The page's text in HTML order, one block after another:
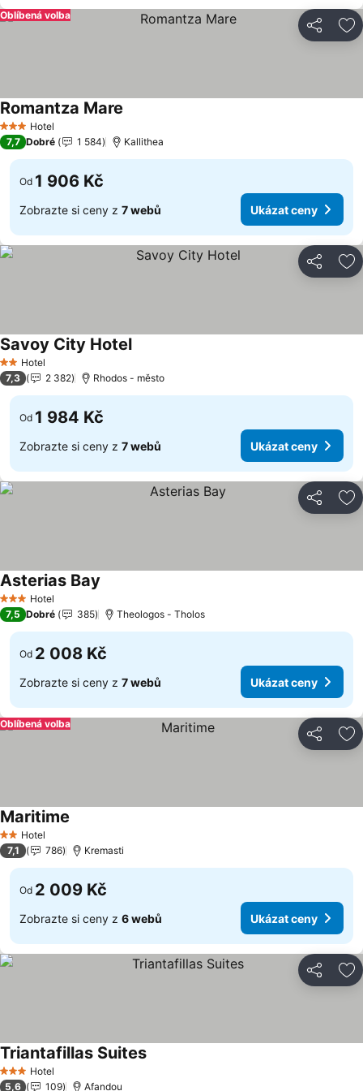
Sdílet
Oblíbená volba
3 Počet hvězdiček
Hotel
Romantza Mare
7,7 Dobré 1 584 Kallithea
Od 1 906 Kč
Zobrazte si ceny z 7 webů Ukázat ceny
Sdílet
2 Počet hvězdiček
Hotel
Savoy City HotelUkázat ceny
7,3 2 382 Rhodos - město
Od 1 984 Kč
Zobrazte si ceny z 7 webů Ukázat ceny
Sdílet
3 Počet hvězdiček
Hotel
Asterias Bay
7,5 Dobré 385 Theologos - Tholos
Od 2 008 Kč
Zobrazte si ceny z 7 webů Ukázat ceny
Sdílet
Oblíbená volba
2 Počet hvězdiček
Hotel
Maritime
7,1 786 Kremasti
Od 2 009 Kč
Zobrazte si ceny z 6 webů Ukázat ceny
Sdílet
3 Počet hvězdiček
Hotel
Triantafillas SuitesUkázat ceny
5,6 109 Afandou